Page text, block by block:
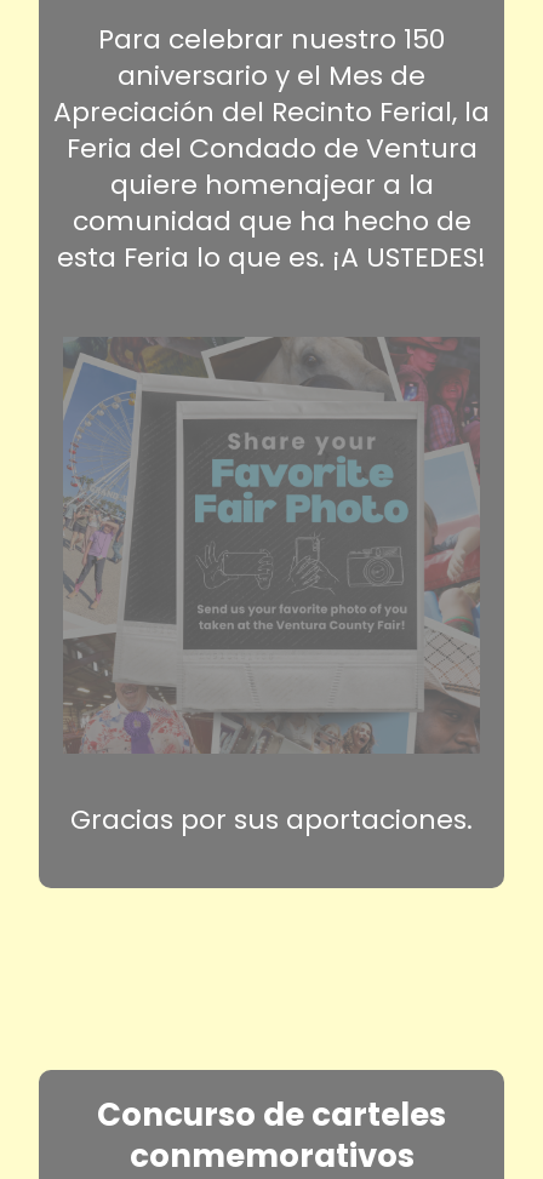
Para celebrar nuestro 150
aniversario y el Mes de
Apreciación del Recinto Ferial, la
Feria del Condado de Ventura
quiere homenajear a la
comunidad que ha hecho de
esta Feria lo que es. ¡A USTEDES!
Gracias por sus aportaciones.
Concurso de carteles
conmemorativos